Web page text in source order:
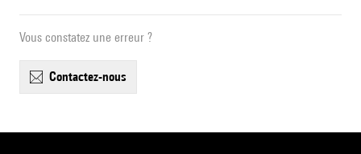
Vous constatez une erreur ?
contactez-nous